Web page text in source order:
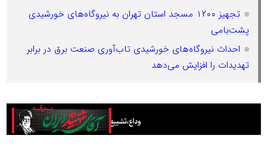
تجهیز ۱۲۰۰ مسجد استان تهران به نیروگاه‌های خورشیدی
پشت‌بامی
احداث نیروگاه‌های خورشیدی تاب‌آوری صنعت برق در برابر
تهدیدات را افزایش می‌دهد